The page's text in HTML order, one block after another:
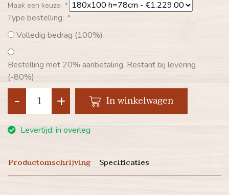
Maak een keuze: *
Type bestelling: *
Volledig bedrag (100%)
Bestelling met 20% aanbetaling. Restant bij levering
(-80%)
+
- In winkelwagen
Levertijd: in overleg
Productomschrijving Specificaties